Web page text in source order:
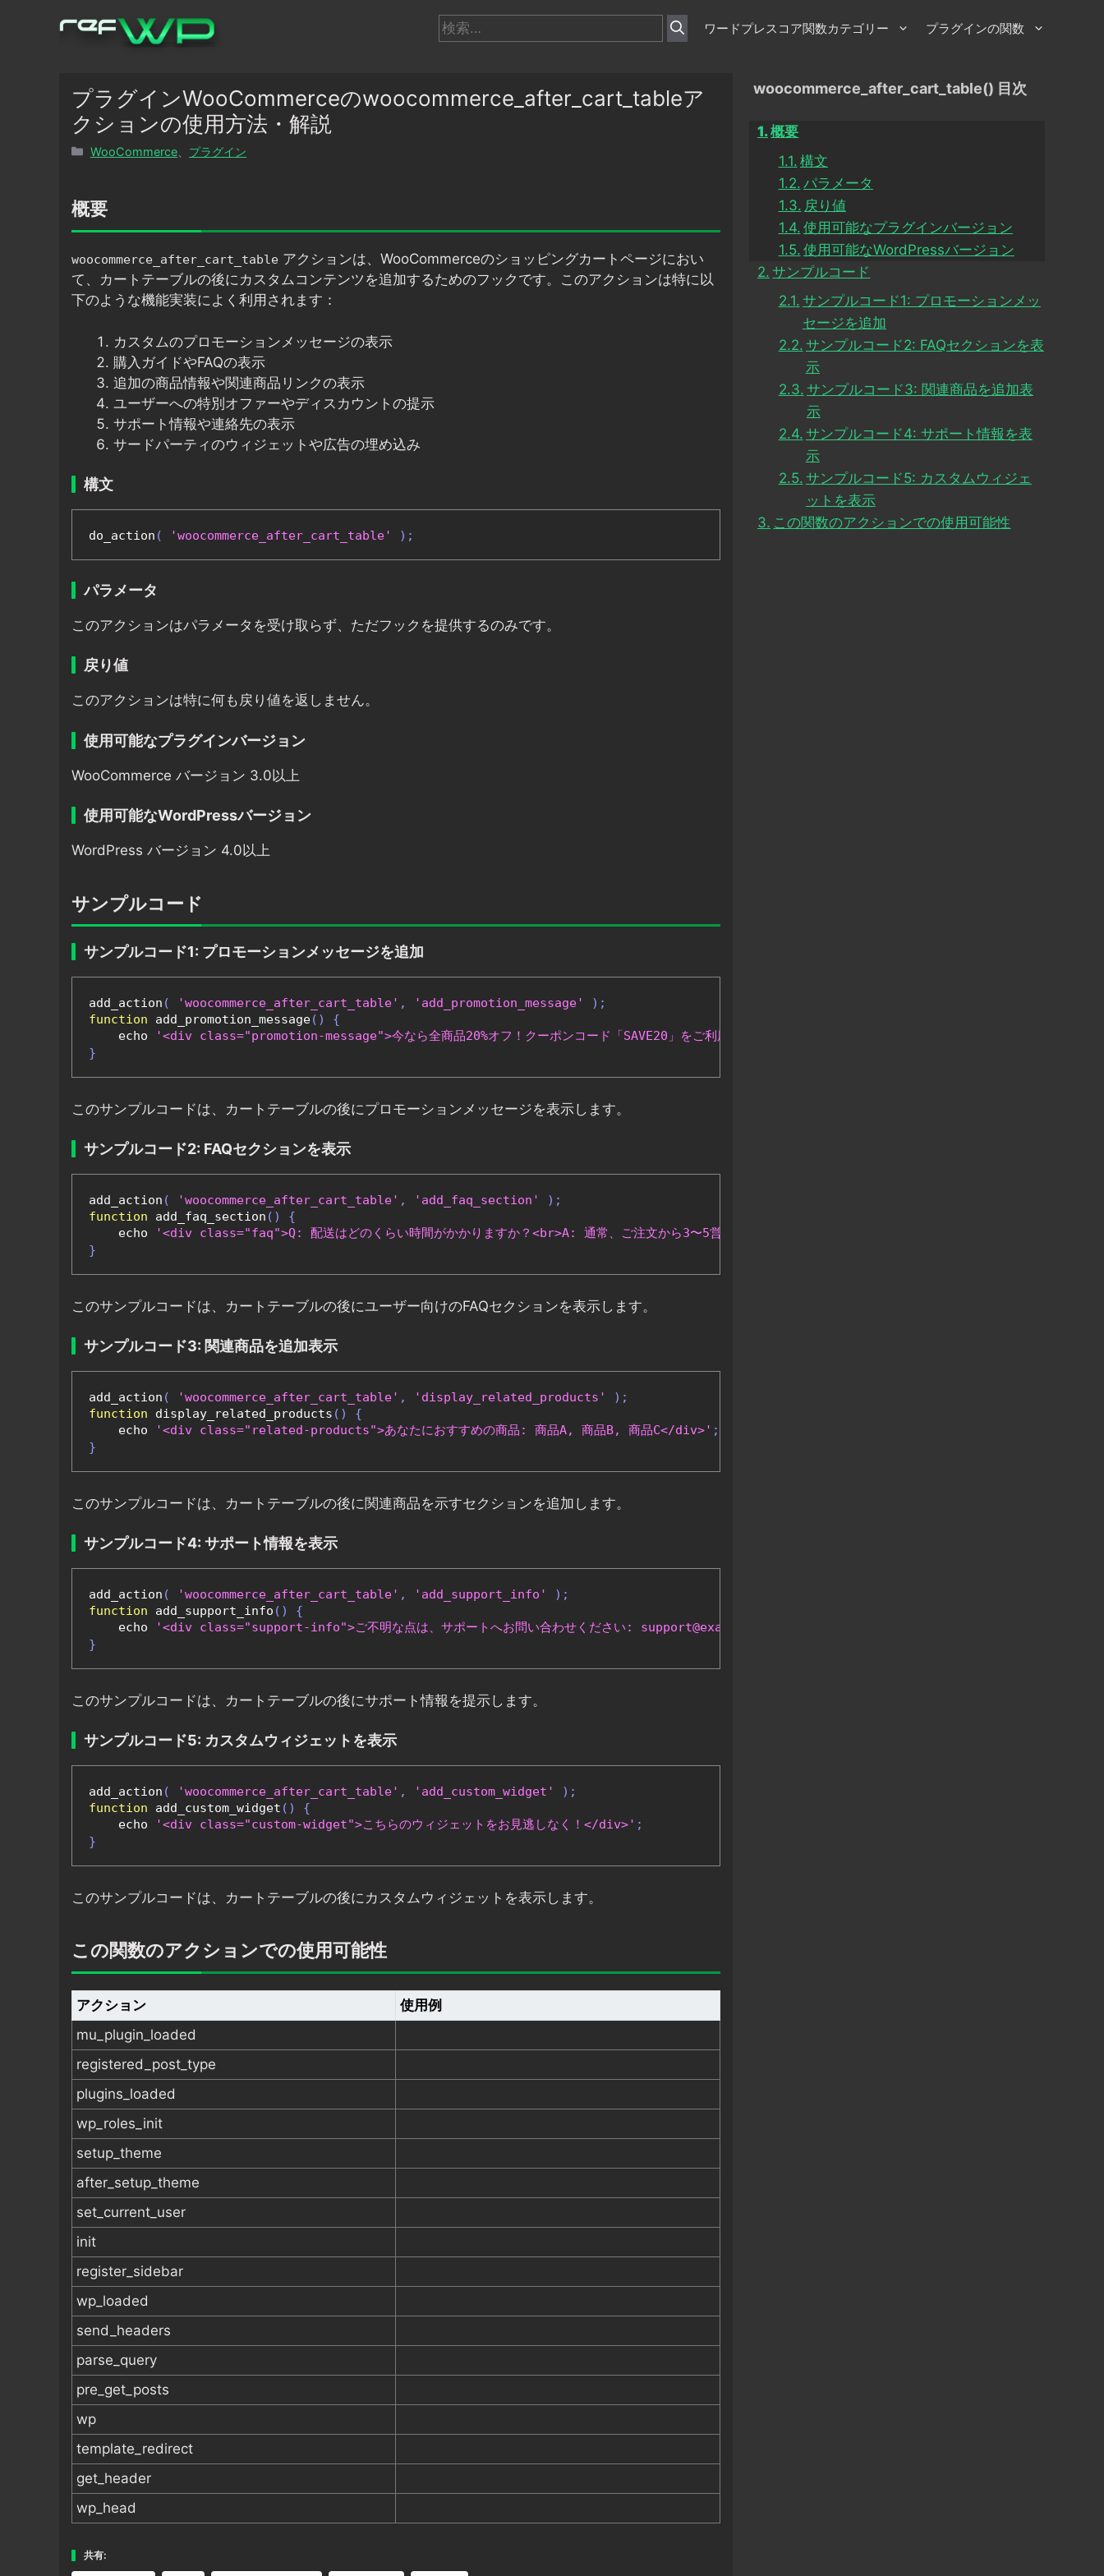
検
索:
ワードプレスコア関数カテゴリー プラグインの関数
プラグインWooCommerceのwoocommerce_after_cart_tableア
クションの使用方法・解説
カ
リ
ー
WooCommerce プラグイン
概要
woocommerce_after_cart_table アクションは、WooCommerceのショッピングカートページにおい
て、カートテーブルの後にカスタムコンテンツを追加するためのフックです。このアクションは特に以
下のような機能実装によく利用されます：
カスタムのプロモーションメッセージの表示
購入ガイドやFAQの表示
追加の商品情報や関連商品リンクの表示
ユーザーへの特別オファーやディスカウントの提示
サポート情報や連絡先の表示
サードパーティのウィジェットや広告の埋め込み
構文
do_action ( 'woocommerce_after_cart_table' );
パラメータ
このアクションはパラメータを受け取らず、ただフックを提供するのみです。
戻り値
このアクションは特に何も戻り値を返しません。
使用可能なプラグインバージョン
WooCommerce バージョン 3.0以上
使用可能なWordPressバージョン
WordPress バージョン 4.0以上
サンプルコード
サンプルコード1: プロモーションメッセージを追加
add_action ( 'woocommerce_after_cart_table' , 'add_promotion_message'
);
function add_promotion_message()
{
    echo
'<div class="promotion-message">今なら全商品20%オフ！クーポンコード「SAVE20」をご利用ください。</div>'
}
このサンプルコードは、カートテーブルの後にプロモーションメッセージを表示します。
サンプルコード2: FAQセクションを表示
add_action ( 'woocommerce_after_cart_table' , 'add_faq_section'
);
function add_faq_section ()
{
    echo
'<div class="faq">Q: 配送はどのくらい時間がかかりますか？<br>A: 通常、ご注文から3〜5営業日です。</div>'
}
このサンプルコードは、カートテーブルの後にユーザー向けのFAQセクションを表示します。
サンプルコード3: 関連商品を追加表示
add_action ( 'woocommerce_after_cart_table' , 'display_related_products'
);
function display_related_products ()
{
    echo
'<div class="related-products">あなたにおすすめの商品: 商品A, 商品B, 商品C</div>' ;
}
このサンプルコードは、カートテーブルの後に関連商品を示すセクションを追加します。
サンプルコード4: サポート情報を表示
add_action ( 'woocommerce_after_cart_table' , 'add_support_info'
);
function add_support_info ()
{
    echo
'<div class="support-info">ご不明な点は、サポートへお問い合わせください: support@example.com</div>'
}
このサンプルコードは、カートテーブルの後にサポート情報を提示します。
サンプルコード5: カスタムウィジェットを表示
add_action ( 'woocommerce_after_cart_table' , 'add_custom_widget'
);
function add_custom_widget ()
{
    echo
'<div class="custom-widget">こちらのウィジェットをお見逃しなく！</div>' ;
}
このサンプルコードは、カートテーブルの後にカスタムウィジェットを表示します。
この関数のアクションでの使用可能性
アクション
使用例
mu_plugin_loaded
registered_post_type
plugins_loaded
wp_roles_init
setup_theme
after_setup_theme
set_current_user
init
register_sidebar
wp_loaded
send_headers
parse_query
pre_get_posts
wp
template_redirect
get_header
wp_head
共有:
woocommerce_after_cart_table() 目次
概要
構文
パラメータ
戻り値
使用可能なプラグインバージョン
使用可能なWordPressバージョン
サンプルコード
サンプルコード1: プロモーションメッ
セージを追加
サンプルコード2: FAQセクションを表
示
サンプルコード3: 関連商品を追加表
示
サンプルコード4: サポート情報を表
示
サンプルコード5: カスタムウィジェ
ットを表示
この関数のアクションでの使用可能性